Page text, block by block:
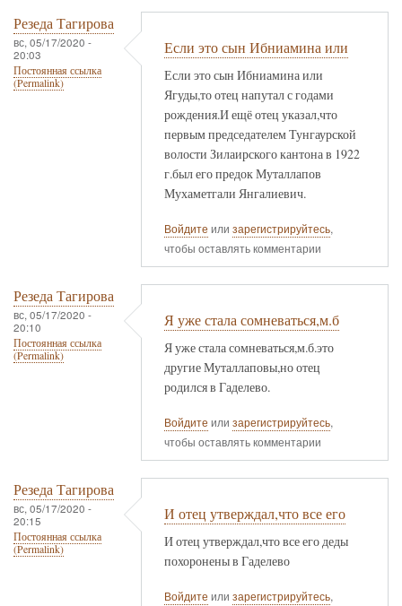
Резеда Тагирова
вс, 05/17/2020 -
20:03
Постоянная ссылка
(Permalink)
Если это сын Ибниамина или
Если это сын Ибниамина или
Ягуды,то отец напутал с годами
рождения.И ещё отец указал,что
первым председателем Тунгаурской
волости Зилаирского кантона в 1922
г.был его предок Муталлапов
Мухаметгали Янгалиевич.
Войдите или зарегистрируйтесь,
чтобы оставлять комментарии
Резеда Тагирова
вс, 05/17/2020 -
20:10
Постоянная ссылка
(Permalink)
Я уже стала сомневаться,м.б
Я уже стала сомневаться,м.б.это
другие Муталлаповы,но отец
родился в Гаделево.
Войдите или зарегистрируйтесь,
чтобы оставлять комментарии
Резеда Тагирова
вс, 05/17/2020 -
20:15
Постоянная ссылка
(Permalink)
И отец утверждал,что все его
И отец утверждал,что все его деды
похоронены в Гаделево
Войдите или зарегистрируйтесь,